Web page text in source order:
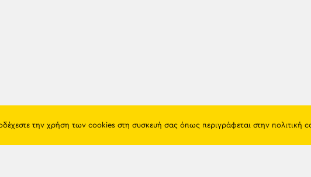
την χρήση των cookies στη συσκευή σας όπως περιγράφεται στην πολιτική